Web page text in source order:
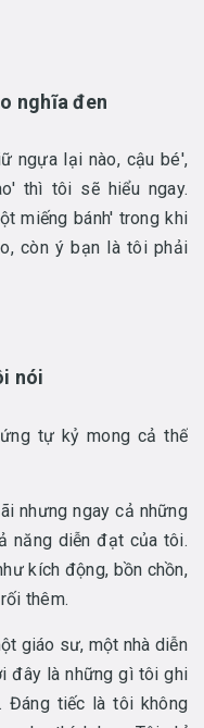
nghĩa đen
ngựa lại nào, cậu bé',
thì tôi sẽ hiểu ngay.
miếng bánh' trong khi
còn ý bạn là tôi phải
nói
nhưng ngay cả những
năng diễn đạt của tôi.
kích động, bồn chồn,
thêm.
giáo sư, một nhà diễn
đây là những gì tôi ghi
Đáng tiếc là tôi không